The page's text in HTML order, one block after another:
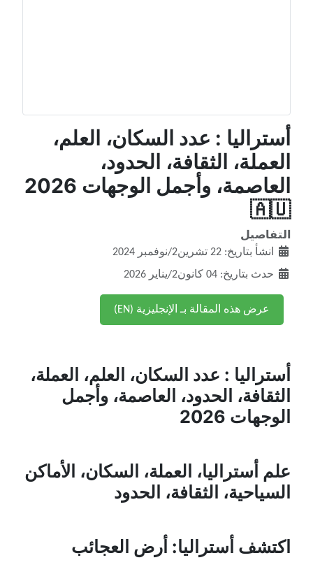
أستراليا : عدد السكان، العلم،
العملة، الثقافة، الحدود،
العاصمة، وأجمل الوجهات 2026
🇦🇺
التفاصيل
انشأ بتاريخ: 22 تشرين2/نوفمبر 2024
حدث بتاريخ: 04 كانون2/يناير 2026
عرض هذه المقالة بـ الإنجليزية (EN)
أستراليا : عدد السكان، العلم، العملة،
الثقافة، الحدود، العاصمة، وأجمل
الوجهات 2026
علم أستراليا، العملة، السكان، الأماكن
السياحية، الثقافة، الحدود
اكتشف أستراليا: أرض العجائب